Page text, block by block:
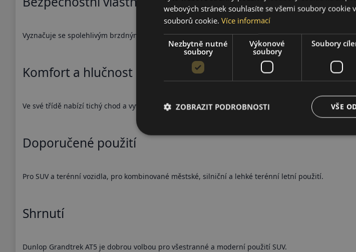
Vyznačuje se spolehlivým brzdným výkonem a předvídatelnou ovladatelností v proměnlivých
Komfort a hlučnost
Ve své třídě nabízí tichý chod a vyvážený jízdní komfort.
Doporučené použití
Pro SUV a terénní vozidla, pro kombinované městské, silniční a lehké terénní letní použití.
Shrnutí
Dunlop Grandtrek AT5 je dobrou volbou pro všestranné a moderní použití SUV.
webových stránek souhlasíte se všemi soubory cookie
souborů cookie. Více informací
Nezbytně nutné
soubory
Výkonové
soubory
Soubory
VŠE
ZOBRAZIT PODROBNOSTI